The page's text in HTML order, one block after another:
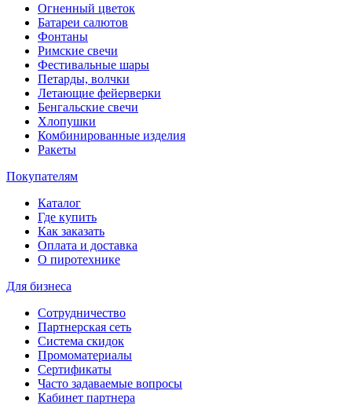
Огненный цветок
Батареи салютов
Фонтаны
Римские свечи
Фестивальные шары
Петарды, волчки
Летающие фейерверки
Бенгальские свечи
Хлопушки
Комбинированные изделия
Ракеты
Покупателям
Каталог
Где купить
Как заказать
Оплата и доставка
О пиротехнике
Для бизнеса
Сотрудничество
Партнерская сеть
Система скидок
Промоматериалы
Сертификаты
Часто задаваемые вопросы
Кабинет партнера